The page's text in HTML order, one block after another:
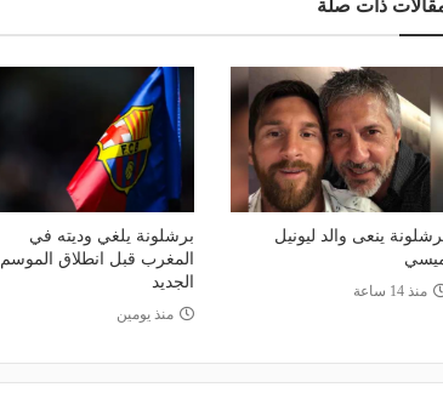
ذات صلة
ينعى والد ليونيل
منذ 14 ساعة
برشلونة يلغي وديته في
المغرب قبل انطلاق الموسم
الجديد
منذ يومين
منذ 20 ساعة
صانع المجد ومسبب الأزمات.. كيف أدار
والد ميسي إمبراطورية نجله بين النجاح